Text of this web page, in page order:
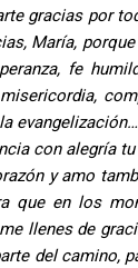
gracias por
María,
fe
con alegría
y amo
que en los
llenes de
del camino,